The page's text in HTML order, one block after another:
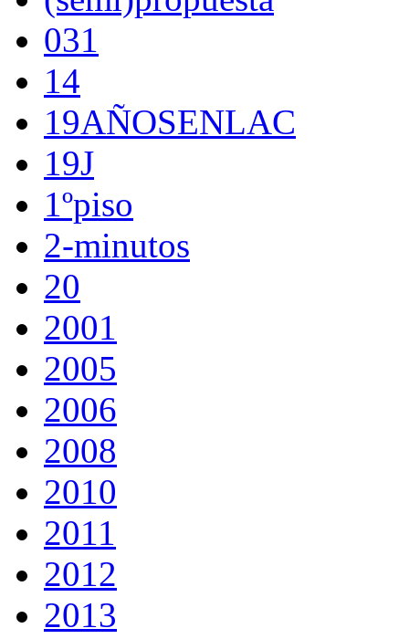
031
14
19AÑOSENLAC
19J
1ºpiso
2-minutos
20
2001
2005
2006
2008
2010
2011
2012
2013